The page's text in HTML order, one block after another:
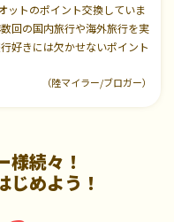
ットのポイント交換していま
回の国内旅行や海外旅行を実
好きには欠かせないポイント
（陸マイラー/ブロガー）
様続々！
じめよう！